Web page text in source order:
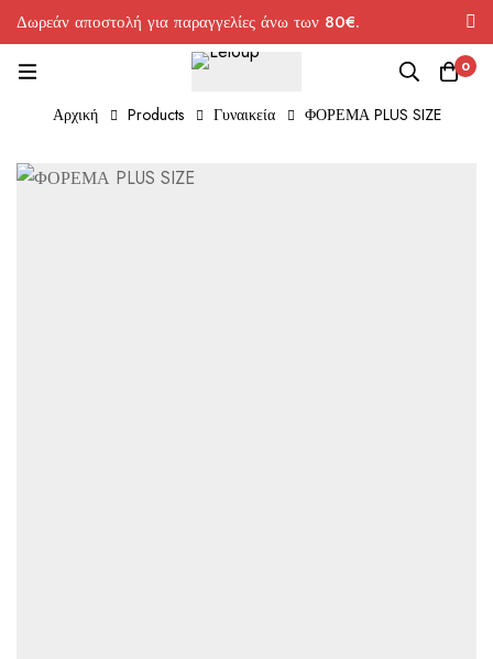
Δωρεάν αποστολή για παραγγελίες άνω των 80€.
0
Αρχική Products Γυναικεία ΦΟΡΕΜΑ PLUS SIZE